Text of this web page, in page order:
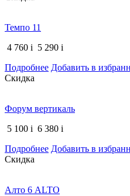
Темпо 11
4 760 i 5 290 i
Подробнее Добавить в
Скидка
Форум вертикаль
5 100 i 6 380 i
Подробнее Добавить в
Скидка
Алто 6 ALTO